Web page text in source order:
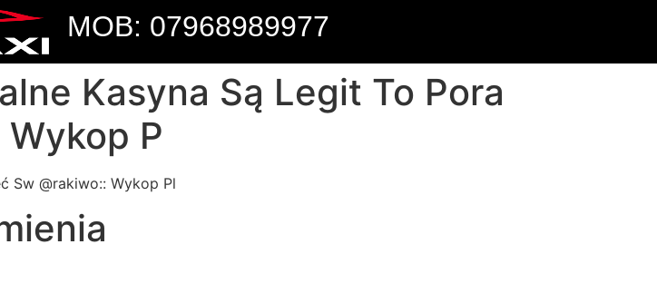
MOB: 07968989977
Kasyna Są Legit To Pora
P
Sw @rakiwo:: Wykop Pl